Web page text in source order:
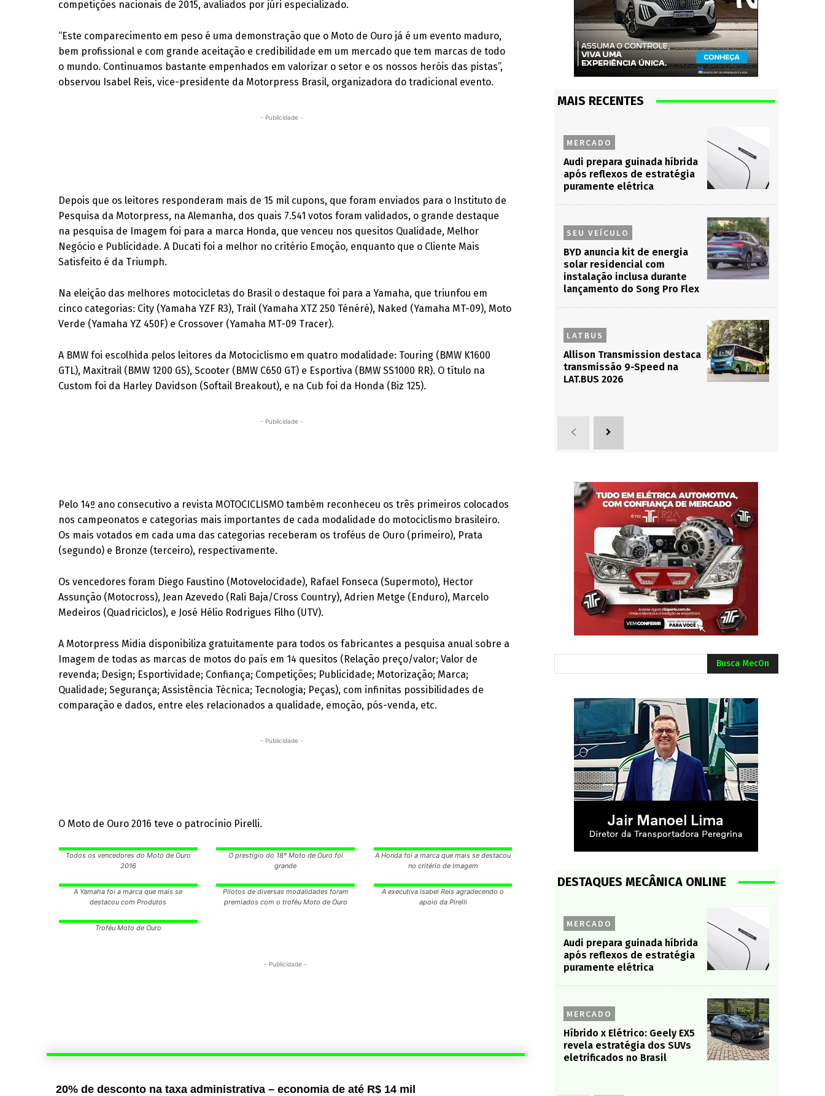
competições nacionais de 2015, avaliados por júri especializado.
“Este comparecimento em peso é uma demonstração que o Moto de Ouro já é um evento maduro,
bem profissional e com grande aceitação e credibilidade em um mercado que tem marcas de todo
o mundo. Continuamos bastante empenhados em valorizar o setor e os nossos heróis das pistas”,
observou Isabel Reis, vice-presidente da Motorpress Brasil, organizadora do tradicional evento.
- Publicidade -
Depois que os leitores responderam mais de 15 mil cupons, que foram enviados para o Instituto de
Pesquisa da Motorpress, na Alemanha, dos quais 7.541 votos foram validados, o grande destaque
na pesquisa de Imagem foi para a marca Honda, que venceu nos quesitos Qualidade, Melhor
Negócio e Publicidade. A Ducati foi a melhor no critério Emoção, enquanto que o Cliente Mais
Satisfeito é da Triumph.
Na eleição das melhores motocicletas do Brasil o destaque foi para a Yamaha, que triunfou em
cinco categorias: City (Yamaha YZF R3), Trail (Yamaha XTZ 250 Ténéré), Naked (Yamaha MT-09), Moto
Verde (Yamaha YZ 450F) e Crossover (Yamaha MT-09 Tracer).
A BMW foi escolhida pelos leitores da Motociclismo em quatro modalidade: Touring (BMW K1600
GTL), Maxitrail (BMW 1200 GS), Scooter (BMW C650 GT) e Esportiva (BMW SS1000 RR). O título na
Custom foi da Harley Davidson (Softail Breakout), e na Cub foi da Honda (Biz 125).
- Publicidade -
Pelo 14º ano consecutivo a revista MOTOCICLISMO também reconheceu os três primeiros colocados
nos campeonatos e categorias mais importantes de cada modalidade do motociclismo brasileiro.
Os mais votados em cada uma das categorias receberam os troféus de Ouro (primeiro), Prata
(segundo) e Bronze (terceiro), respectivamente.
Os vencedores foram Diego Faustino (Motovelocidade), Rafael Fonseca (Supermoto), Hector
Assunção (Motocross), Jean Azevedo (Rali Baja/Cross Country), Adrien Metge (Enduro), Marcelo
Medeiros (Quadriciclos), e José Hélio Rodrigues Filho (UTV).
A Motorpress Midia disponibiliza gratuitamente para todos os fabricantes a pesquisa anual sobre a
Imagem de todas as marcas de motos do país em 14 quesitos (Relação preço/valor; Valor de
revenda; Design; Esportividade; Confiança; Competições; Publicidade; Motorização; Marca;
Qualidade; Segurança; Assistência Técnica; Tecnologia; Peças), com infinitas possibilidades de
comparação e dados, entre eles relacionados a qualidade, emoção, pós-venda, etc.
- Publicidade -
O Moto de Ouro 2016 teve o patrocínio Pirelli.
Todos os vencedores do Moto de Ouro
2016
O prestígio do 18º Moto de Ouro foi
grande
A Honda foi a marca que mais se destacou
no critério de Imagem
A Yamaha foi a marca que mais se
destacou com Produtos
Pilotos de diversas modalidades foram
premiados com o troféu Moto de Ouro
A executiva Isabel Reis agradecendo o
apoio da Pirelli
Troféu Moto de Ouro
- Publicidade -
20% de desconto na taxa administrativa – economia de até R$ 14 mil
MAIS RECENTES
MERCADO
Audi prepara guinada híbrida
após reflexos de estratégia
puramente elétrica
SEU VEÍCULO
BYD anuncia kit de energia
solar residencial com
instalação inclusa durante
lançamento do Song Pro Flex
LATBUS
Allison Transmission destaca
transmissão 9-Speed na
LAT.BUS 2026
Busca MecOn
DESTAQUES MECÂNICA ONLINE
MERCADO
Audi prepara guinada híbrida
após reflexos de estratégia
puramente elétrica
MERCADO
Híbrido x Elétrico: Geely EX5
revela estratégia dos SUVs
eletrificados no Brasil